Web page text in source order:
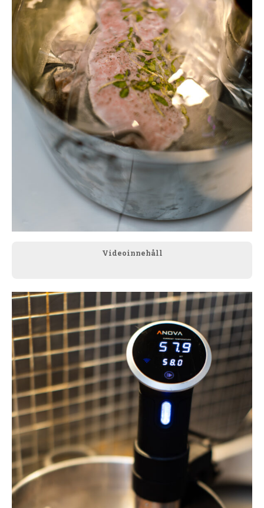
Videoinnehåll